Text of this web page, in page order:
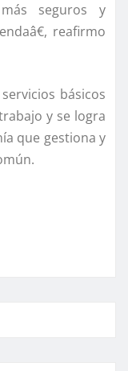
seguros y
reafirmo
básicos
y se logra
que gestiona y